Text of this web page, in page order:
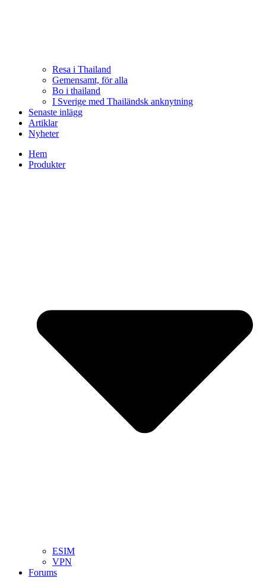
Resa i Thailand
Gemensamt, för alla
Bo i thailand
I Sverige med Thailändsk anknytning
Senaste inlägg
Artiklar
Nyheter
Hem
Produkter
ESIM
VPN
Forums